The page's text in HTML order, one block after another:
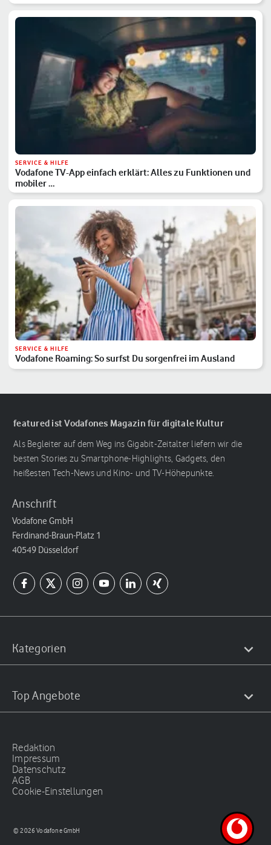
SERVICE & HILFE
Vodafone TV-App einfach erklärt: Alles zu Funktionen und
mobiler …
SERVICE & HILFE
Vodafone Roaming: So surfst Du sorgenfrei im Ausland
featured ist Vodafones Magazin für digitale Kultur
Als Begleiter auf dem Weg ins Gigabit-Zeitalter liefern wir die
besten Stories zu Smartphone-Highlights, Gadgets, den
heißesten Tech-News und Kino- und TV-Höhepunkte.
Anschrift
Vodafone GmbH
Ferdinand-Braun-Platz 1
40549 Düsseldorf
Kategorien
Top Angebote
Redaktion
Impressum
Datenschutz
AGB
Cookie-Einstellungen
© 2026 Vodafone GmbH